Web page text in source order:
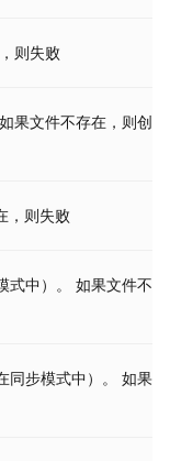
则失败
果文件不存在，则创
，则失败
式中）。 如果文件不
同步模式中）。 如果